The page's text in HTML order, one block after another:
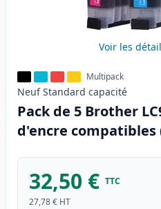
Voir les
Multipack
Neuf Standard capacité
Pack de 5 Brother
d'encre compatibles
32,50 € TTC
27,78 € HT